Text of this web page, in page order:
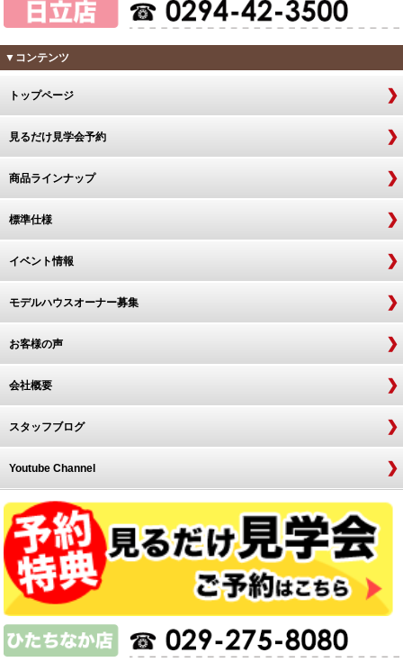
▼コンテンツ
トップページ
見るだけ見学会予約
商品ラインナップ
標準仕様
イベント情報
モデルハウスオーナー募集
お客様の声
会社概要
スタッフブログ
Youtube Channel